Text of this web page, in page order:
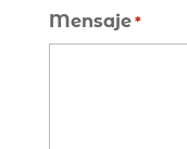
Mensaje *